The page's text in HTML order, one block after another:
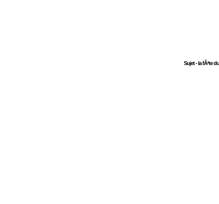
Sujet - la fÃªte